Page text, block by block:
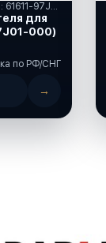
Артикул: 61611-97J01-000
для
000)
по РФ/СНГ
→